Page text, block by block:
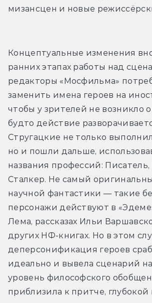
мизансцен и новые
Концептуальные изменения
ранних этапах работы над
редакторы «Мосфильма»
заменить имена героев на
чтобы у зрителей не возникло
будто действие
Стругацкие не только
но и пошли дальше,
названия профессий:
Сталкер. Не самый
научной фантастики — такие
персонажи действуют в
Лема, рассказах Ильи
других НФ-книгах. Но в этом
деперсонификация героев
идеально и вывела сценарий
уровень философского
приблизила к притче, глубокой